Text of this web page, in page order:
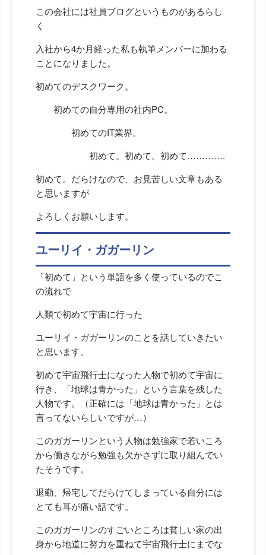
この会社には社員ブログというものがあるらし
く
入社から4か月経った私も執筆メンバーに加わる
ことになりました。
初めてのデスクワーク。
初めての自分専用の社内PC。
初めてのIT業界。
初めて。初めて。初めて………….
初めて。だらけなので、お見苦しい文章もある
と思いますが
よろしくお願いします。
ユーリイ・ガガーリン
「初めて」という単語を多く使っているのでこ
の流れで
人類で初めて宇宙に行った
ユーリイ・ガガーリンのことを話していきたい
と思います。
初めて宇宙飛行士になった人物で初めて宇宙に
行き、「地球は青かった」という言葉を残した
人物です。（正確には「地球は青かった」とは
言ってないらしいですが…）
このガガーリンという人物は勉強家で若いころ
から働きながら勉強も欠かさずに取り組んでい
たそうです。
退勤、帰宅してだらけてしまっている自分には
とても耳が痛い話です。
このガガーリンのすごいところは貧しい家の出
身から地道に努力を重ねて宇宙飛行士にまでな